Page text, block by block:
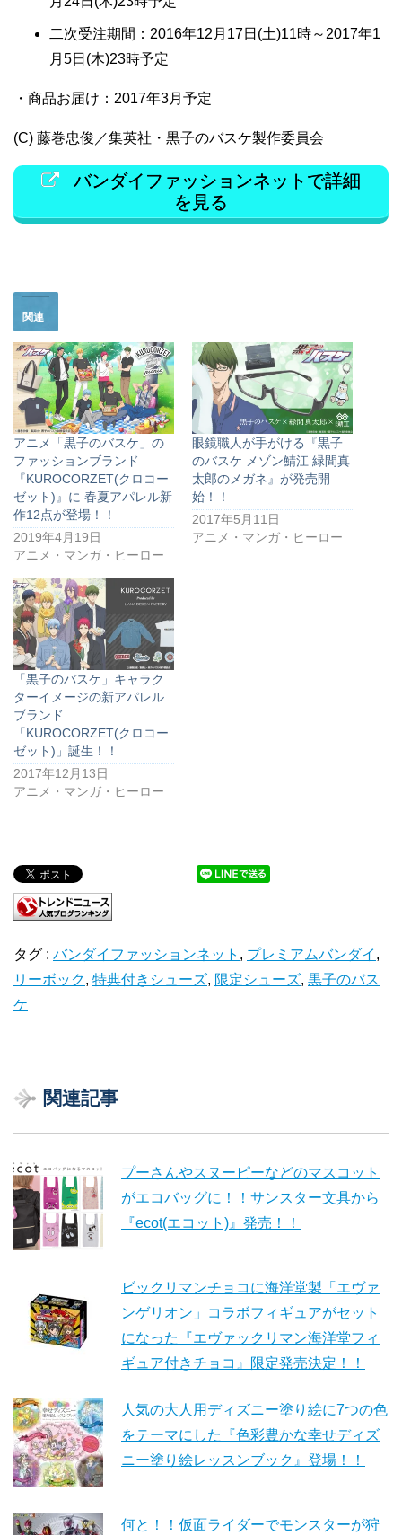
二次受注期間：2016年12月17日(土)11時～2017年1
月5日(木)23時予定
・商品お届け：2017年3月予定
(C) 藤巻忠俊／集英社・黒子のバスケ製作委員会
バンダイファッションネットで詳細
を見る
関連
アニメ「黒子のバスケ」の
ファッションブランド
『KUROCORZET(クロコー
ゼット)』に 春夏アパレル新
作12点が登場！！
2019年4月19日
アニメ・マンガ・ヒーロー
眼鏡職人が手がける『黒子
のバスケ メゾン鯖江 緑間真
太郎のメガネ』が発売開
始！！
2017年5月11日
アニメ・マンガ・ヒーロー
「黒子のバスケ」キャラク
ターイメージの新アパレル
ブランド
「KUROCORZET(クロコー
ゼット)」誕生！！
2017年12月13日
アニメ・マンガ・ヒーロー
タグ : バンダイファッションネット , プレミアムバンダイ ,
リーボック, 特典付きシューズ, 限定シューズ, 黒子のバス
ケ
関連記事
プーさんやスヌーピーなどのマスコット
がエコバッグに！！サンスター文具から
『ecot(エコット)』発売！！
ビックリマンチョコに海洋堂製「エヴァ
ンゲリオン」コラボフィギュアがセット
になった『エヴァックリマン海洋堂フィ
ギュア付きチョコ』限定発売決定！！
人気の大人用ディズニー塗り絵に7つの色
をテーマにした『色彩豊かな幸せディズ
ニー塗り絵レッスンブック』登場！！
何と！！仮面ライダーでモンスターが狩